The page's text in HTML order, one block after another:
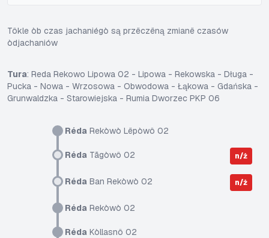
Réda Rekòwò Lëpòwô 02
Réda Tãgòwô 02 n/ż
Réda Ban Rekòwò 02 n/ż
Réda Rekòwò 02
Réda Kòllasnô 02
Tôkle òb czas jachaniégò są przëczëną zmianë czasów
òdjachaniów
Tura: Reda Rekowo Lipowa 02 - Lipowa - Rekowska - Długa -
Pucka - Nowa - Wrzosowa - Obwodowa - Łąkowa - Gdańska -
Grunwaldzka - Starowiejska - Rumia Dworzec PKP 06